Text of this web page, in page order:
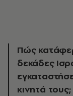
Πώς
δεκάδες
κινητά τους;